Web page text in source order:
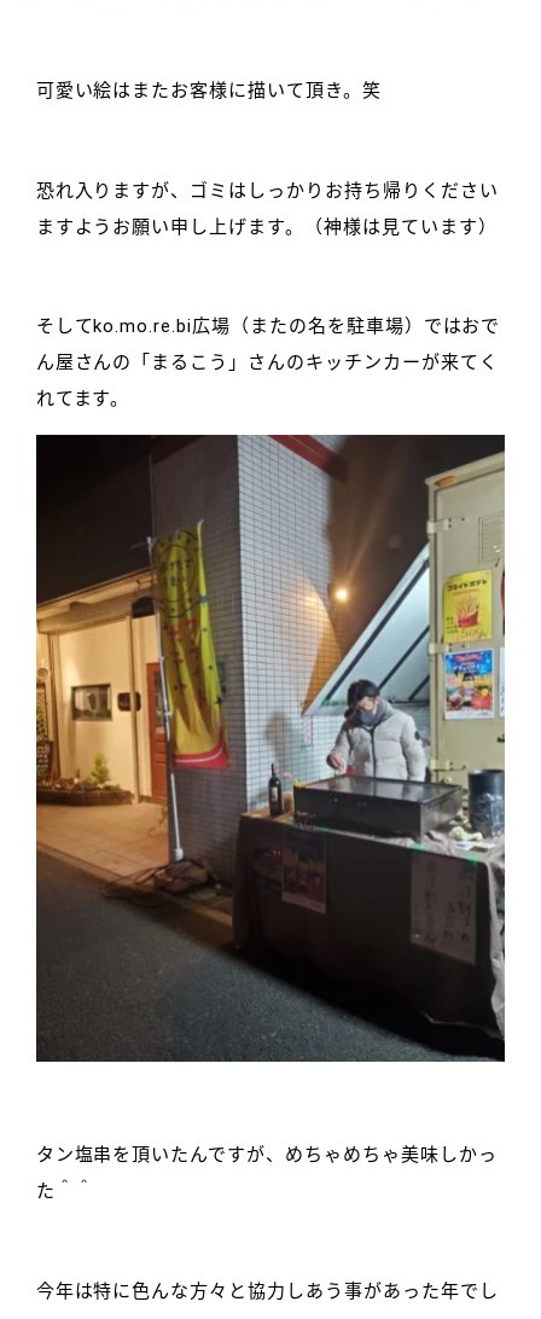
可愛い絵はまたお客様に描いて頂き。笑
恐れ入りますが、ゴミはしっかりお持ち帰りください
ますようお願い申し上げます。（神様は見ています）
そしてko.mo.re.bi広場（またの名を駐車場）ではおで
ん屋さんの「まるこう」さんのキッチンカーが来てく
れてます。
タン塩串を頂いたんですが、めちゃめちゃ美味しかっ
た＾＾
今年は特に色んな方々と協力しあう事があった年でし